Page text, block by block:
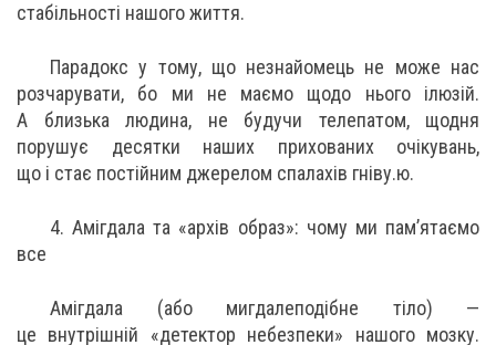
стабільності нашого життя.
Парадокс у тому, що незнайомець не може нас
розчарувати, бо ми не маємо щодо нього ілюзій.
А близька людина, не будучи телепатом, щодня
порушує десятки наших прихованих очікувань,
що і стає постійним джерелом спалахів гніву.ю.
4. Амігдала та «архів образ»: чому ми пам’ятаємо
все
Амігдала (або мигдалеподібне тіло) —
це внутрішній «детектор небезпеки» нашого мозку.